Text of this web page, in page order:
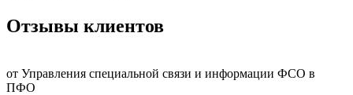
Отзывы клиентов
от Управления специальной связи и информации ФСО в
ПФО